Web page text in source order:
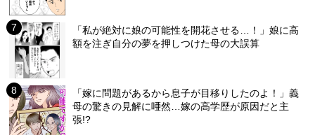
「私が絶対に娘の可能性を開花させる…！」娘に高
額を注ぎ自分の夢を押しつけた母の大誤算
「嫁に問題があるから息子が目移りしたのよ！」義
母の驚きの見解に唖然…嫁の高学歴が原因だと主
張!?